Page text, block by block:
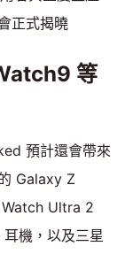
正式揭曉
等
預計還會帶來
Galaxy Z
Ultra 2
機，以及三星